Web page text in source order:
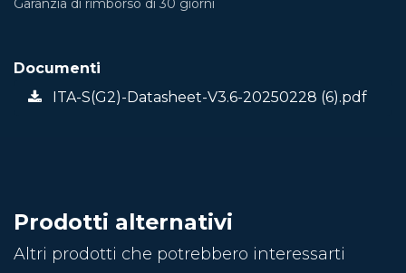
Garanzia di rimborso di 30 giorni
Documenti
ITA-S(G2)-Datasheet-V3.6-20250228 (6).pdf
Prodotti alternativi
Altri prodotti che potrebbero interessarti